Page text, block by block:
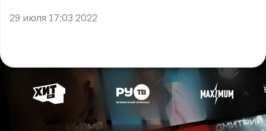
29 июля 17:03 2022